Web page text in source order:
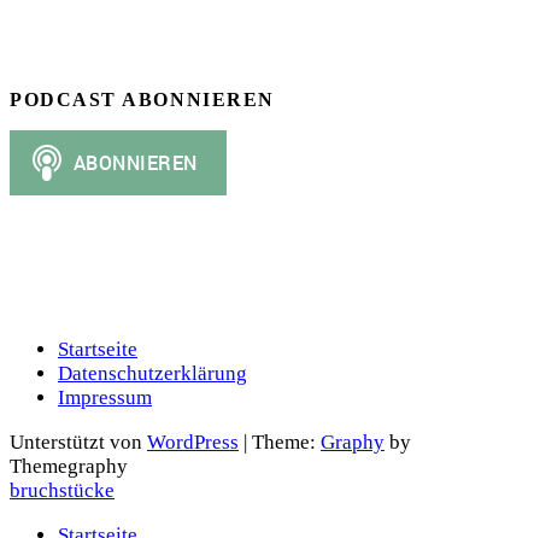
PODCAST ABONNIEREN
Startseite
Datenschutzerklärung
Impressum
Unterstützt von WordPress | Theme: Graphy by
Themegraphy
bruchstücke